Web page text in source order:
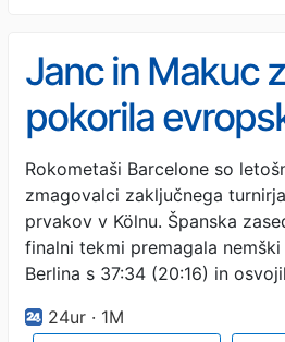
Janc in Makuc
pokorila
konkurenco
Rokometaši Barcelone so
zmagovalci zaključnega
prvakov v Kölnu. Španska
finalni tekmi premagala nemški
Berlina s 37:34 (20:16) in
24ur · 1M